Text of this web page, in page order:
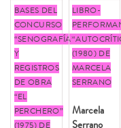
BASES DEL
CONCURSO
“SENOGRAFÍA”
Y
REGISTROS
DE OBRA
“EL
PERCHERO”
(1975) DE
LIBRO-
(1980) DE
MARCELA
SERRANO
Marcela
Serrano